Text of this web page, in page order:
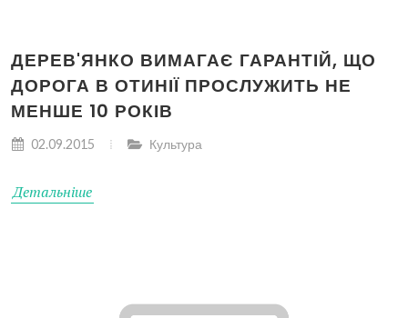
ДЕРЕВ'ЯНКО ВИМАГАЄ ГАРАНТІЙ, ЩО
ДОРОГА В ОТИНІЇ ПРОСЛУЖИТЬ НЕ
МЕНШЕ 10 РОКІВ
02.09.2015 Культура
Детальніше